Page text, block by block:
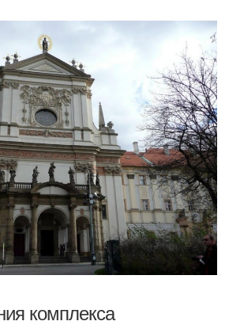
комплекса